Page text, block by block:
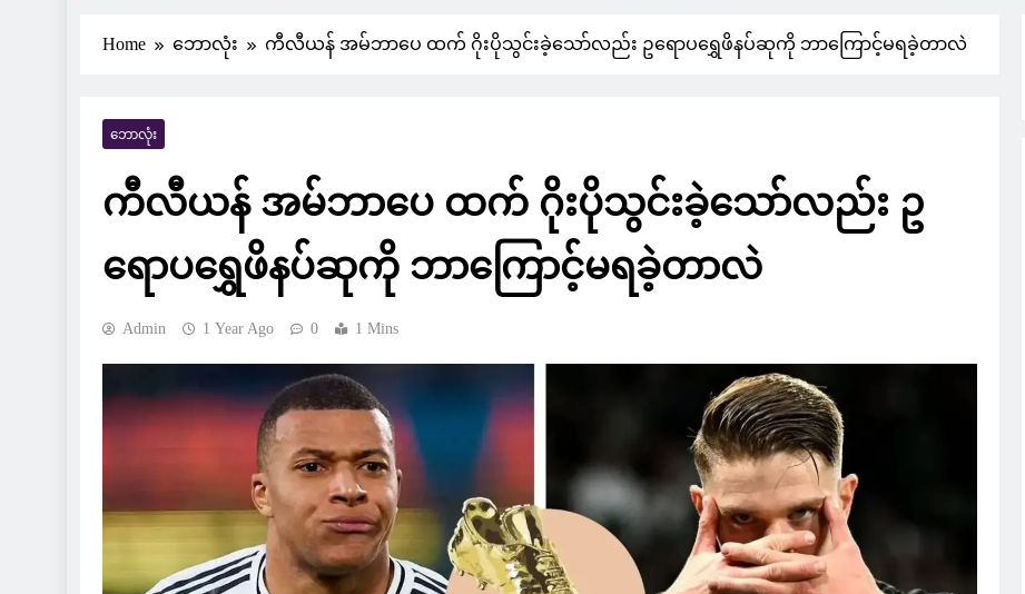
Home ဘောလုံး ကီလီယန် အမ်ဘာပေ ထက် ဂိုးပိုသွင်းခဲ့သော်လည်း ဥရောပရွှေဖိနပ်ဆုကို ဘာကြောင့်မရခဲ့တာလဲ
ဘောလုံး
ကီလီယန် အမ်ဘာပေ ထက် ဂိုးပိုသွင်းခဲ့သော်လည်း ဥ
ရောပရွှေဖိနပ်ဆုကို ဘာကြောင့်မရခဲ့တာလဲ
Admin 1 Year Ago 0 1 Mins